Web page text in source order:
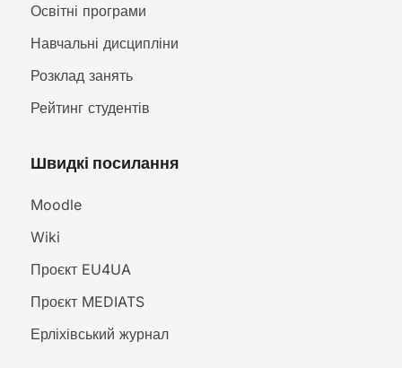
Освітні програми
Навчальні дисципліни
Розклад занять
Рейтинг студентів
Швидкі посилання
Moodle
Wiki
Проєкт EU4UA
Проєкт MEDIATS
Ерліхівський журнал